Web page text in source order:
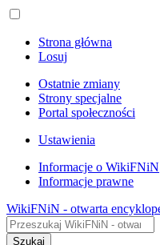
Strona główna
Losuj
Ostatnie zmiany
Strony specjalne
Portal społeczności
Ustawienia
Informacje o WikiFNiN
Informacje prawne
WikiFNiN - otwarta
Szukaj